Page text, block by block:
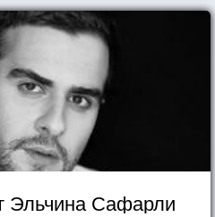
Эльчина Сафарли